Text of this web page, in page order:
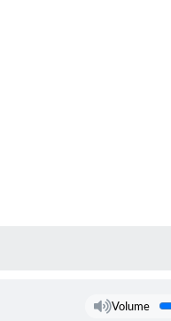
Volume